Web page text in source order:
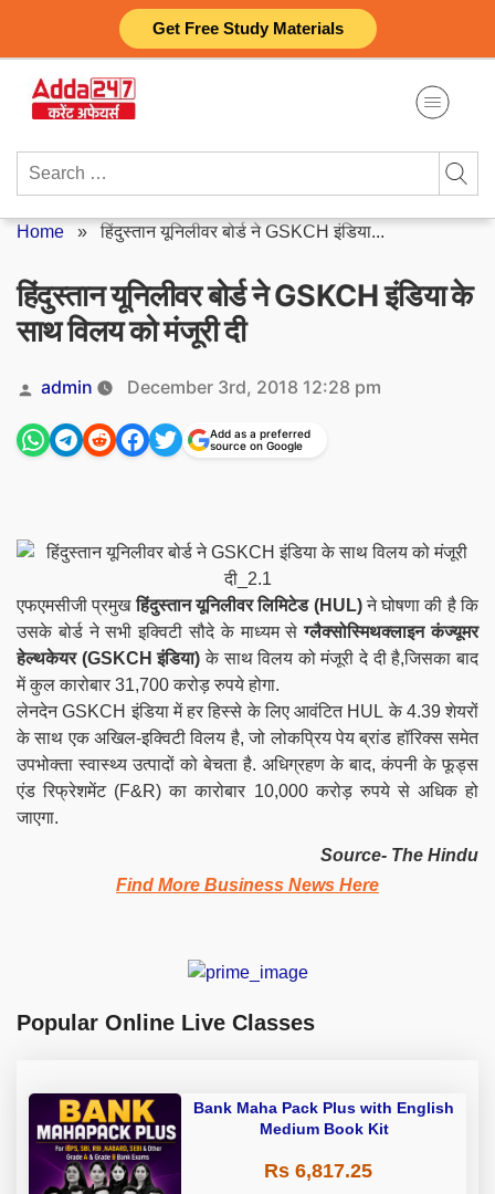
Get Free Study Materials
content
Search
Home »हिंदुस्तान यूनिलीवर बोर्ड ने GSKCH इंडिया...
हिंदुस्तान यूनिलीवर बोर्ड ने GSKCH इंडिया के
साथ विलय को मंजूरी दी
Posted
by
admin December 3rd, 2018 12:28 pm
Add as a preferred
source on Google
एफएमसीजी प्रमुखहिंदुस्तान यूनिलीवर लिमिटेड (HUL)ने घोषणा की है कि
उसके बोर्ड ने सभी इक्विटी सौदे के माध्यम सेग्लैक्सोस्मिथक्लाइन कंज्यूमर
हेल्थकेयर (GSKCH इंडिया) के साथ विलय को मंजूरी दे दी है,जिसका बाद
में कुल कारोबार 31,700 करोड़ रुपये होगा.
लेनदेन GSKCH इंडिया में हर हिस्से के लिए आवंटित HUL के 4.39 शेयरों
के साथ एक अखिल-इक्विटी विलय है, जो लोकप्रिय पेय ब्रांड हॉरिक्स समेत
उपभोक्ता स्वास्थ्य उत्पादों को बेचता है. अधिग्रहण के बाद, कंपनी के फूड्स
एंड रिफ्रेशमेंट (F&R) का कारोबार 10,000 करोड़ रुपये से अधिक हो
जाएगा.
Source- The Hindu
Find More Business News Here
Popular Online Live Classes
Bank Maha Pack Plus with English
Medium Book Kit
Rs 6,817.25